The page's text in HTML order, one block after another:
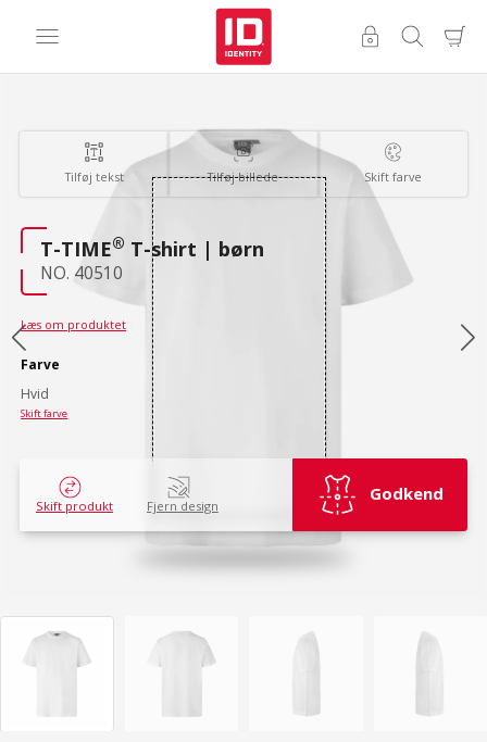
T-TIME® T-shirt | børn
NO. 40510
Læs om produktet
Farve
Hvid
Skift farve
Tilføj tekst Tilføj billede Skift farve
Skift produkt Fjern design
Godkend